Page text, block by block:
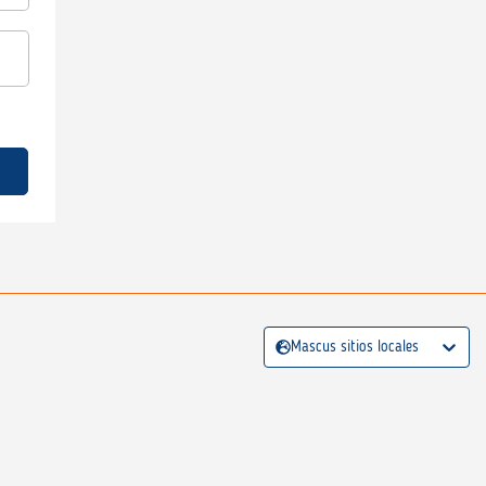
Mascus sitios locales